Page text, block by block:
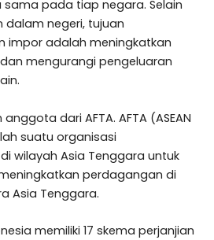
sama pada tiap negara. Selain
dalam negeri, tujuan
impor adalah meningkatkan
mengurangi pengeluaran
dari AFTA. AFTA (ASEAN
suatu organisasi
wilayah Asia Tenggara untuk
perdagangan di
Asia Tenggara.
memiliki 17 skema perjanjian